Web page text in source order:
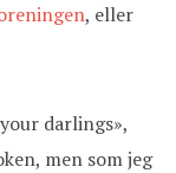
, eller
darlings»,
men som jeg